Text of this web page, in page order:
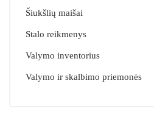
Šiukšlių maišai
Stalo reikmenys
Valymo inventorius
Valymo ir skalbimo priemonės